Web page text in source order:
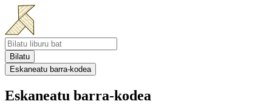
Bilatu
Eskaneatu barra-kodea
Eskaneatu barra-kodea